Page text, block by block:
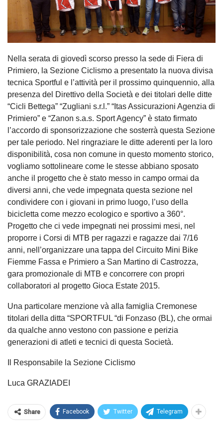
Nella serata di giovedì scorso presso la sede di Fiera di
Primiero, la Sezione Ciclismo a presentato la nuova divisa
tecnica Sportful e l’attività per il prossimo quinquennio, alla
presenza del Direttivo della Società e dei titolari delle ditte
“Cicli Bettega” “Zugliani s.r.l.” “Itas Assicurazioni Agenzia di
Primiero” e “Zanon s.a.s. Sport Agency” è stato firmato
l’accordo di sponsorizzazione che sosterrà questa Sezione
per tale periodo. Nel ringraziare le ditte aderenti per la loro
disponibilità, cosa non comune in questo momento storico,
vogliamo sottolineare come le stesse abbiano sposato
anche il progetto che è stato messo in campo ormai da
diversi anni, che vede impegnata questa sezione nel
condividere con i giovani in primo luogo, l’uso della
bicicletta come mezzo ecologico e sportivo a 360°.
Progetto che ci vede impegnati nei prossimi mesi, nel
proporre i Corsi di MTB per ragazzi e ragazze dai 7/16
anni, nell’organizzare una tappa del Circuito Mini Bike
Fiemme Fassa e Primiero a San Martino di Castrozza,
gara promozionale di MTB e concorrere con propri
collaboratori al progetto Gioca Estate 2015.
Una particolare menzione và alla famiglia Cremonese
titolari della ditta “SPORTFUL “di Fonzaso (BL), che ormai
da qualche anno vestono con passione e perizia
generazioni di atleti e tecnici di questa Società.
Il Responsabile la Sezione Ciclismo
Luca GRAZIADEI
Share Facebook Twitter Telegram